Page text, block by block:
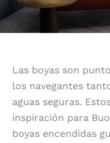
Las boyas son
los navegantes
aguas seguras.
inspiración para
boyas encendidas